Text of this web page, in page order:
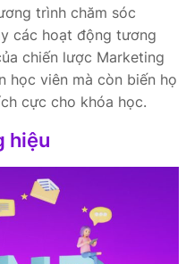
trình chăm sóc
các hoạt động tương
chiến lược Marketing
học viên mà còn biến họ
cực cho khóa học.
hiệu